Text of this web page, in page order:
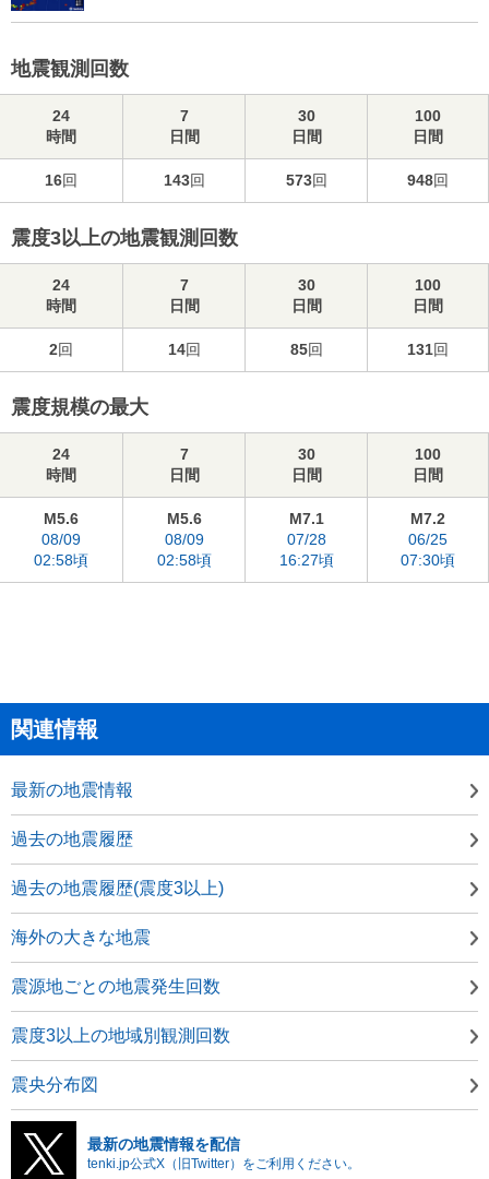
地震観測回数
24
時間
7
日間
30
日間
100
日間
16回 143回 573回 948回
震度3以上の地震観測回数
24
時間
7
日間
30
日間
100
日間
2回 14回 85回 131回
震度規模の最大
24
時間
7
日間
30
日間
100
日間
M5.6
08/09
02:58頃
M5.6
08/09
02:58頃
M7.1
07/28
16:27頃
M7.2
06/25
07:30頃
関連情報
最新の地震情報
過去の地震履歴
過去の地震履歴(震度3以上)
海外の大きな地震
震源地ごとの地震発生回数
震度3以上の地域別観測回数
震央分布図
最新の地震情報を配信
tenki.jp公式X（旧Twitter）をご利用ください。